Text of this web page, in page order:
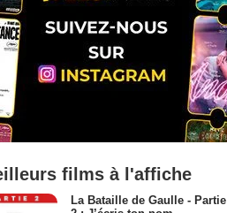
films à l'affiche
La Bataille de Gaulle - Partie